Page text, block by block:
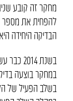
מחקר זה קובע
להפחית את מספר
הבדיקה היחידה
במחקר בוצעה